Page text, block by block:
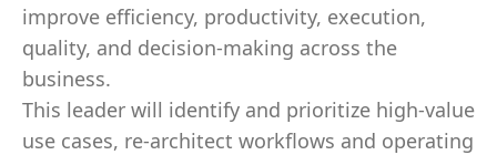
improve efficiency, productivity, execution,
quality, and decision-making across the
business.
This leader will identify and prioritize high-value
use cases, re-architect workflows and operating